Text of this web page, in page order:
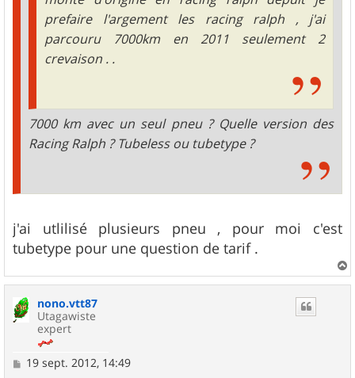
prefaire l'argement les racing ralph , j'ai
parcouru 7000km en 2011 seulement 2
crevaison . .
7000 km avec un seul pneu ? Quelle version des
Racing Ralph ? Tubeless ou tubetype ?
j'ai utlilisé plusieurs pneu , pour moi c'est
tubetype pour une question de tarif .
a
nono.vtt87
Utagawiste
expert
M19 sept. 2012, 14:49